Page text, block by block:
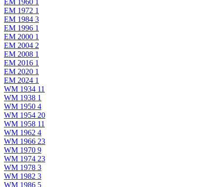
EM 1960 1
EM 1972 1
EM 1984 3
EM 1996 1
EM 2000 1
EM 2004 2
EM 2008 1
EM 2016 1
EM 2020 1
EM 2024 1
WM 1934 11
WM 1938 1
WM 1950 4
WM 1954 20
WM 1958 11
WM 1962 4
WM 1966 23
WM 1970 9
WM 1974 23
WM 1978 3
WM 1982 3
WM 1986 5